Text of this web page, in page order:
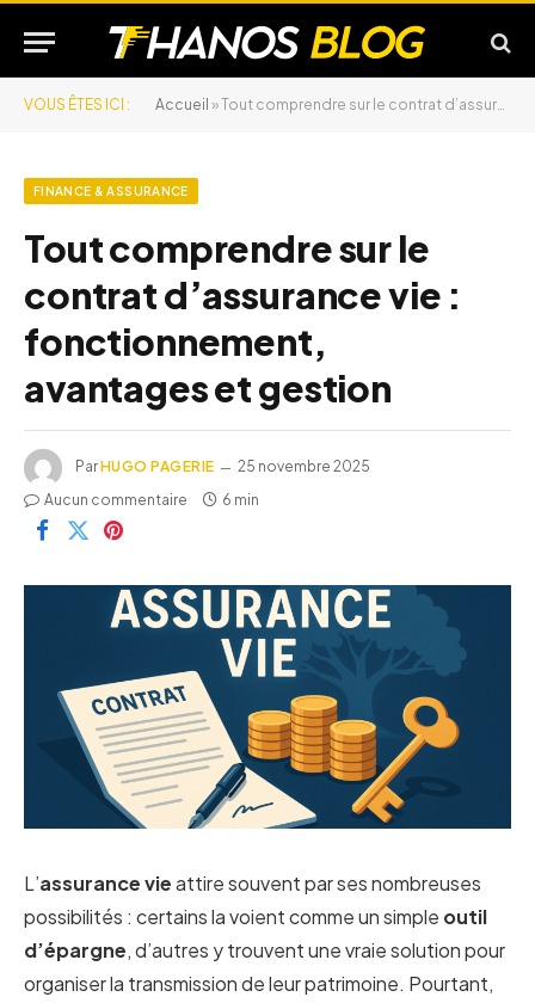
VOUS ÊTES ICI : Accueil »Tout comprendre sur le contrat d’assurance vie : fonctionnement, avantages et gestion
FINANCE & ASSURANCE
Tout comprendre sur le
contrat d’assurance vie :
fonctionnement,
avantages et gestion
ParHUGO PAGERIE
25 novembre 2025
Aucun commentaire
6 min
L’assurance vieattire souvent par ses nombreuses
possibilités : certains la voient comme un simple outil
d’épargne, d’autres y trouvent une vraie solution pour
organiser la transmission de leur patrimoine. Pourtant,